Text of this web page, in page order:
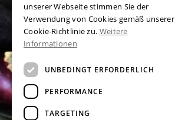
KONTAKT
unserer Webseite stimmen Sie der
Verwendung von Cookies gemäß unserer
Cookie-Richtlinie zu. Weitere
Informationen
UNBEDINGT ERFORDERLICH
PERFORMANCE
TARGETING